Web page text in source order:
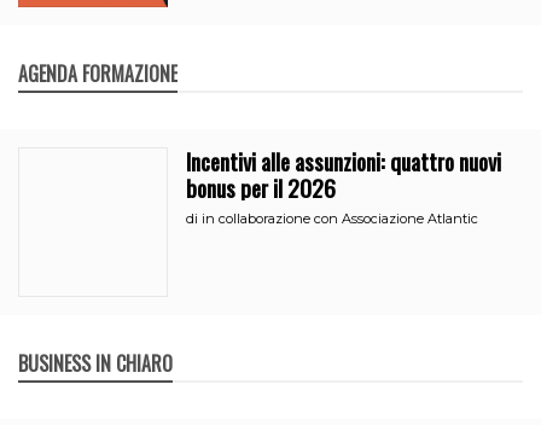
AGENDA FORMAZIONE
Incentivi alle assunzioni: quattro nuovi
bonus per il 2026
di in collaborazione con Associazione Atlantic
BUSINESS IN CHIARO